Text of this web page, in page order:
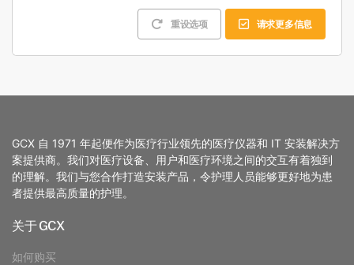
重设选项 请求更多信息
GCX 自 1971 年起便作为医疗行业领先的医疗仪器和 IT 安装解决方
案提供商。我们对医疗设备、用户和医疗环境之间的交互有着独到
的理解。我们与您合作打造安装产品，令护理人员能够更好地为患
者提供最高质量的护理。
关于 GCX
如何购买